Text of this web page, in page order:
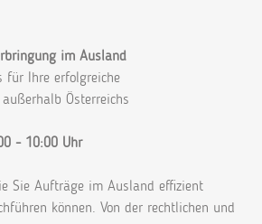
im Ausland
für Ihre erfolgreiche
Österreichs
- 10:00 Uhr
Sie Aufträge im Ausland effizient
können. Von der rechtlichen und